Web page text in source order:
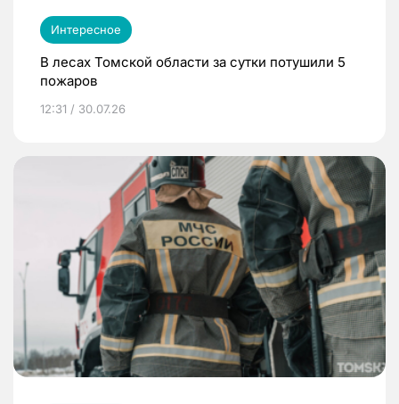
Интересное
В лесах Томской области за сутки потушили 5
пожаров
12:31 / 30.07.26